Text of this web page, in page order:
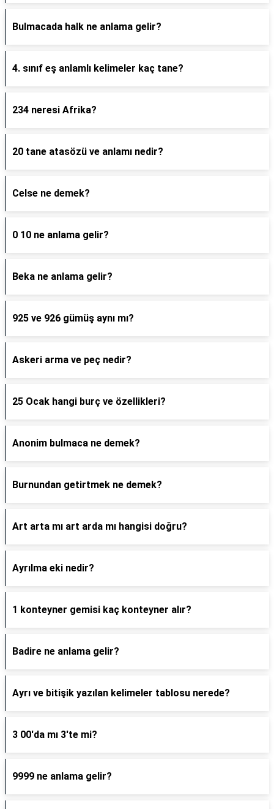
Bulmacada halk ne anlama gelir?
4. sınıf eş anlamlı kelimeler kaç tane?
234 neresi Afrika?
20 tane atasözü ve anlamı nedir?
Celse ne demek?
0 10 ne anlama gelir?
Beka ne anlama gelir?
925 ve 926 gümüş aynı mı?
Askeri arma ve peç nedir?
25 Ocak hangi burç ve özellikleri?
Anonim bulmaca ne demek?
Burnundan getirtmek ne demek?
Art arta mı art arda mı hangisi doğru?
Ayrılma eki nedir?
1 konteyner gemisi kaç konteyner alır?
Badire ne anlama gelir?
Ayrı ve bitişik yazılan kelimeler tablosu nerede?
3 00'da mı 3'te mi?
9999 ne anlama gelir?